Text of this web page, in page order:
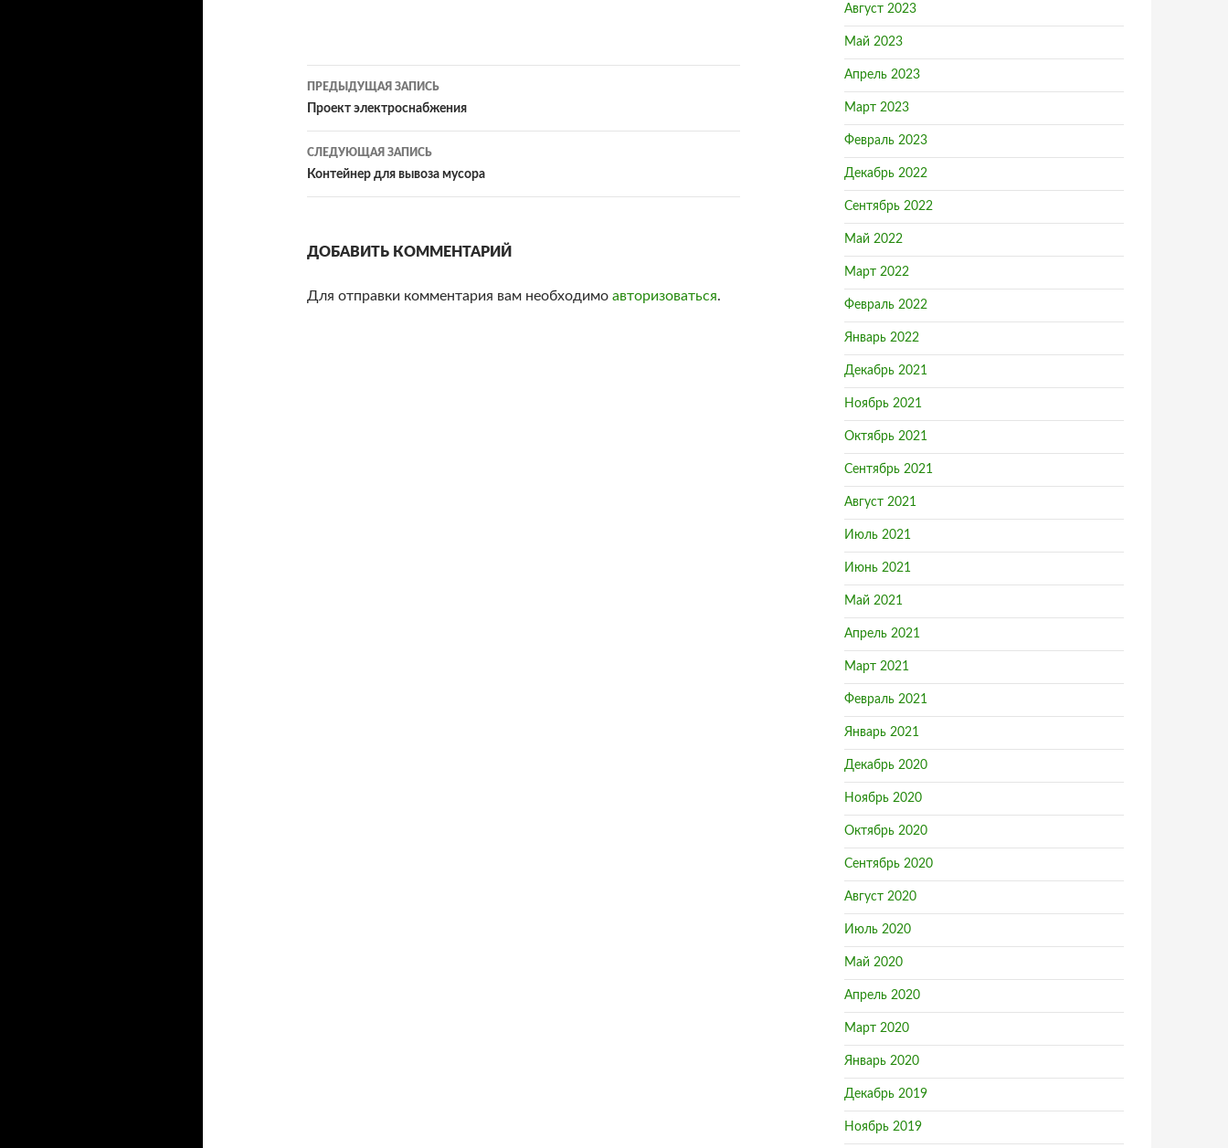
Навигация
по
записям
ПРЕДЫДУЩАЯ ЗАПИСЬ
Проект электроснабжения
СЛЕДУЮЩАЯ ЗАПИСЬ
Контейнер для вывоза мусора
ДОБАВИТЬ КОММЕНТАРИЙ
Для отправки комментария вам необходимо авторизоваться.
Август 2023
Май 2023
Апрель 2023
Март 2023
Февраль 2023
Декабрь 2022
Сентябрь 2022
Май 2022
Март 2022
Февраль 2022
Январь 2022
Декабрь 2021
Ноябрь 2021
Октябрь 2021
Сентябрь 2021
Август 2021
Июль 2021
Июнь 2021
Май 2021
Апрель 2021
Март 2021
Февраль 2021
Январь 2021
Декабрь 2020
Ноябрь 2020
Октябрь 2020
Сентябрь 2020
Август 2020
Июль 2020
Май 2020
Апрель 2020
Март 2020
Январь 2020
Декабрь 2019
Ноябрь 2019